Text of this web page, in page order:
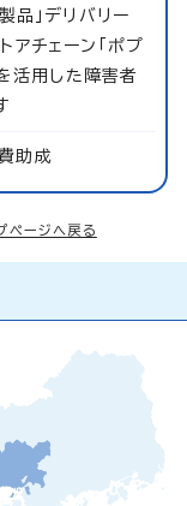
」デリバリー
アチェーン「ポプ
活用した障害者
助成
ページへ戻る